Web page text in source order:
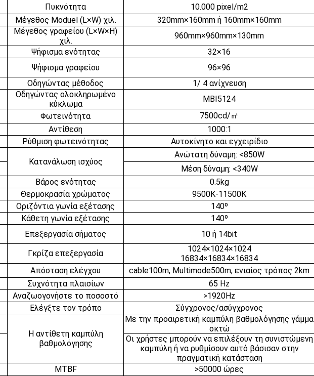
Πυκνότητα
10.000 pixel/m2
Μέγεθος Moduel (L×W) χιλ.
320mm×160mm ή 160mm×160mm
Μέγεθος γραφείου (L×W×H)
χιλ.
960mm×960mm×130mm
Ψήφισμα ενότητας
32×16
Ψήφισμα γραφείου
96×96
Οδηγώντας μέθοδος
1/ 4 ανίχνευση
Οδηγώντας ολοκληρωμένο
κύκλωμα
MBI5124
Φωτεινότητα
7500cd/㎡
Αντίθεση
1000:1
Ρύθμιση φωτεινότητας
Αυτοκίνητο και εγχειρίδιο
Κατανάλωση ισχύος
Ανώτατη δύναμη: <850W
Μέση δύναμη: <340W
Βάρος ενότητας
0.5kg
Θερμοκρασία χρώματος
9500K-11500K
Οριζόντια γωνία εξέτασης
140º
Κάθετη γωνία εξέτασης
140º
Επεξεργασία σήματος
10 ή 14bit
Γκρίζα επεξεργασία
1024×1024×1024
16834×16834×16834
Απόσταση ελέγχου
cable100m, Multimode500m, ενιαίος τρόπος 2km
Συχνότητα πλαισίων
65 Hz
Αναζωογονήστε το ποσοστό
>1920Hz
Ελέγξτε τον τρόπο
Σύγχρονος/ασύγχρονος
Η αντίθετη καμπύλη
βαθμολόγησης
Με την προαιρετική καμπύλη βαθμολόγησης γάμμα
οκτώ
Οι χρήστες μπορούν να επιλέξουν τη συνιστώμενη
καμπύλη ή να ρυθμίσουν αυτό βάσισαν στην
πραγματική κατάσταση
MTBF
>50000 ώρες